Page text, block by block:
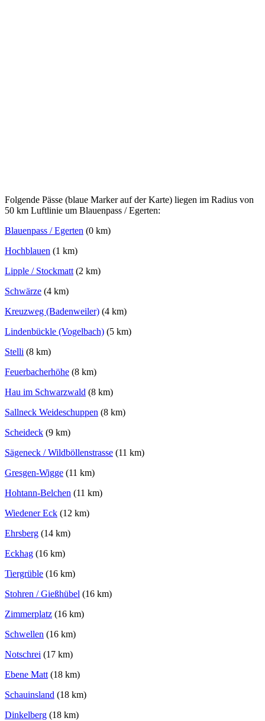
Folgende Pässe (blaue Marker auf der Karte) liegen im Radius von
50 km Luftlinie um Blauenpass / Egerten:
Blauenpass / Egerten (0 km)
Hochblauen (1 km)
Lipple / Stockmatt(2 km)
Schwärze (4 km)
Kreuzweg (Badenweiler) (4 km)
Lindenbückle (Vogelbach) (5 km)
Stelli (8 km)
Feuerbacherhöhe (8 km)
Hau im Schwarzwald (8 km)
Sallneck Weideschuppen (8 km)
Scheideck (9 km)
Sägeneck / Wildböllenstrasse (11 km)
Gresgen-Wigge (11 km)
Hohtann-Belchen (11 km)
Wiedener Eck (12 km)
Ehrsberg (14 km)
Eckhag (16 km)
Tiergrüble (16 km)
Stohren / Gießhübel (16 km)
Zimmerplatz (16 km)
Schwellen (16 km)
Notschrei (17 km)
Ebene Matt(18 km)
Schauinsland (18 km)
Dinkelberg (18 km)